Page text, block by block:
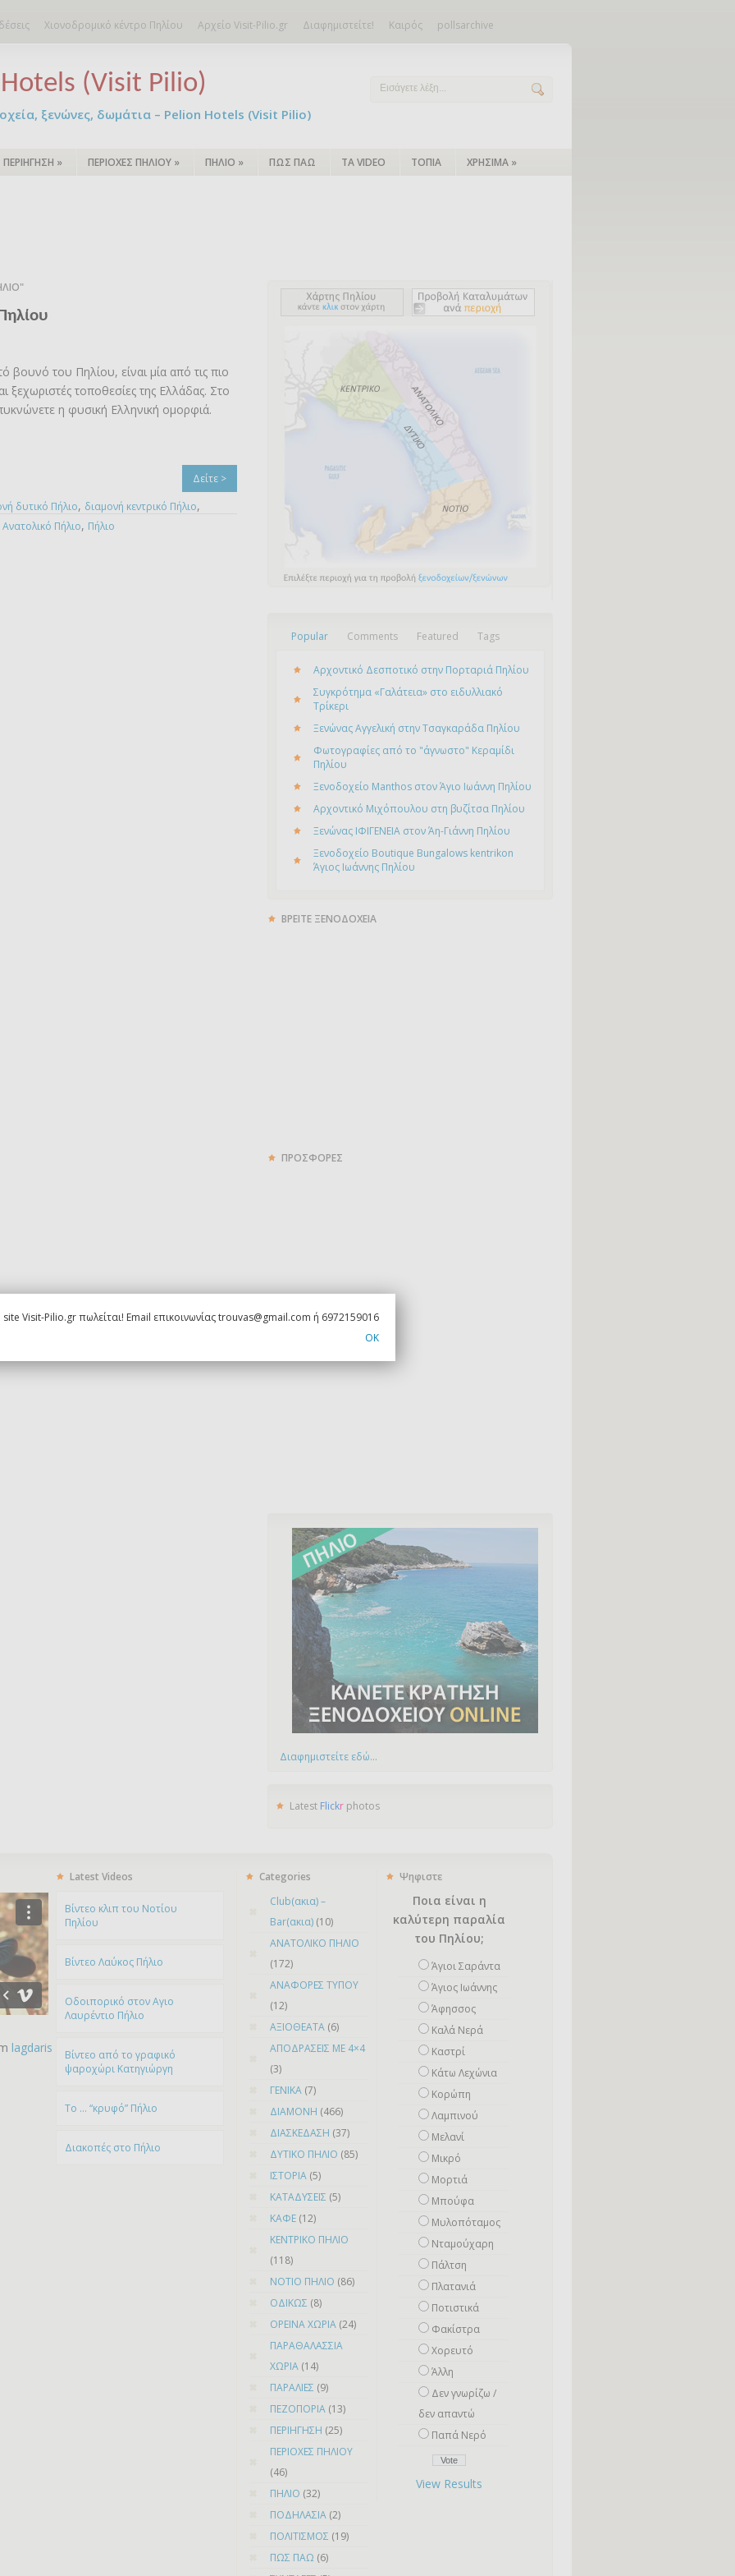
Χιονοδρομικό κέντρο Πηλίου Αρχείο Visit-Pilio.gr Διαφημιστείτε! Καιρός pollsarchive
(Visit Pilio)
ξενώνες, δωμάτια – Pelion Hotels (Visit Pilio)
ΠΕΡΙΗΓΗΣΗ » ΠΕΡΙΟΧΕΣ ΠΗΛΙΟΥ » ΠΗΛΙΟ » ΠΩΣ ΠΑΩ ΤΑ VIDEO ΤΟΠΙΑ ΧΡΗΣΙΜΑ »
βουνό του Πηλίου, είναι μία από τις πιο
ξεχωριστές τοποθεσίες της Ελλάδας. Στο
η φυσική Ελληνική ομορφιά.
Δείτε >
δυτικό Πήλιο, διαμονή κεντρικό Πήλιο,
Πήλιο, Πήλιο
Popular Comments Featured Tags
Αρχοντικό Δεσποτικό στην Πορταριά Πηλίου
Συγκρότημα «Γαλάτεια» στο ειδυλλιακό
Τρίκερι
Ξενώνας Αγγελική στην Τσαγκαράδα Πηλίου
Φωτογραφίες από το "άγνωστο" Κεραμίδι
Πηλίου
Ξενοδοχείο Manthos στον Άγιο Ιωάννη Πηλίου
Αρχοντικό Μιχόπουλου στη βυζίτσα Πηλίου
Ξενώνας ΙΦΙΓΕΝΕΙΑ στον Άη-Γιάννη Πηλίου
Ξενοδοχείο Boutique Bungalows kentrikon
Άγιος Ιωάννης Πηλίου
ΒΡΕΙΤΕ ΞΕΝΟΔΟΧΕΙΑ
ΠΡΟΣΦΟΡΕΣ
Διαφημιστείτε εδώ...
Latest Flickr photos
lagdaris
Latest Videos
Bίντεο κλιπ του Νοτίου
Πηλίου
Βίντεο Λαύκος Πήλιο
Οδοιπορικό στον Αγιο
Λαυρέντιο Πήλιο
Βίντεο από το γραφικό
ψαροχώρι Kατηγιώργη
To … “κρυφό” Πήλιο
Διακοπές στο Πήλιο
Categories
Club(ακια) –
Bar(ακια) (10)
ΑΝΑΤΟΛΙΚΟ ΠΗΛΙΟ
(172)
ΑΝΑΦΟΡΕΣ ΤΥΠΟΥ
(12)
ΑΞΙΟΘΕΑΤΑ (6)
ΑΠΟΔΡΑΣΕΙΣ ΜΕ 4×4
(3)
ΓΕΝΙΚΑ (7)
ΔΙΑΜΟΝΗ (466)
ΔΙΑΣΚΕΔΑΣΗ (37)
ΔΥΤΙΚΟ ΠΗΛΙΟ (85)
ΙΣΤΟΡΙΑ (5)
ΚΑΤΑΔΥΣΕΙΣ (5)
ΚΑΦΕ (12)
ΚΕΝΤΡΙΚΟ ΠΗΛΙΟ
(118)
ΝΟΤΙΟ ΠΗΛΙΟ (86)
ΟΔΙΚΩΣ (8)
ΟΡΕΙΝΑ ΧΩΡΙΑ (24)
ΠΑΡΑΘΑΛΑΣΣΙΑ
ΧΩΡΙΑ (14)
ΠΑΡΑΛΙΕΣ (9)
ΠΕΖΟΠΟΡΙΑ (13)
ΠΕΡΙΗΓΗΣΗ (25)
ΠΕΡΙΟΧΕΣ ΠΗΛΙΟΥ
(46)
ΠΗΛΙΟ (32)
ΠΟΔΗΛΑΣΙΑ (2)
ΠΟΛΙΤΙΣΜΟΣ (19)
ΠΩΣ ΠΑΩ (6)
Ψηφιστε
Ποια είναι η
καλύτερη παραλία
του Πηλίου;
Άγιοι Σαράντα
Άγιος Ιωάννης
Άφησσος
Καλά Νερά
Καστρί
Κάτω Λεχώνια
Κορώπη
Λαμπινού
Μελανί
Μικρό
Mορτιά
Μπούφα
Μυλοπόταμος
Νταμούχαρη
Πάλτση
Πλατανιά
Ποτιστικά
Φακίστρα
Χορευτό
Άλλη
Δεν γνωρίζω /
δεν απαντώ
Παπά Νερό
View Results
site Visit-Pilio.gr πωλείται! Email επικοινωνίας trouvas@gmail.com ή 6972159016
OK